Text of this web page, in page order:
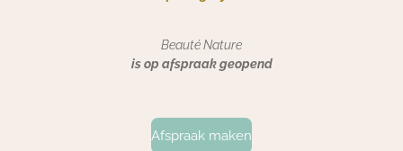
Beauté Nature
is op afspraak geopend
Afspraak maken